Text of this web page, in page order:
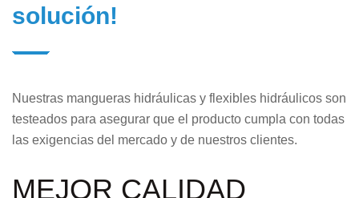
solución!
Nuestras mangueras hidráulicas y flexibles hidráulicos son
testeados para asegurar que el producto cumpla con todas
las exigencias del mercado y de nuestros clientes.
MEJOR CALIDAD